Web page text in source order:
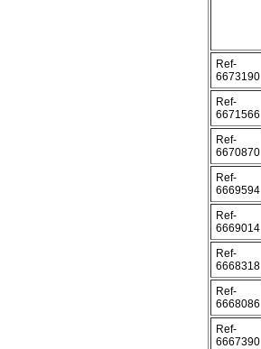
Ref-
6673190
Ref-
6671566
Ref-
6670870
Ref-
6669594
Ref-
6669014
Ref-
6668318
Ref-
6668086
Ref-
6667390